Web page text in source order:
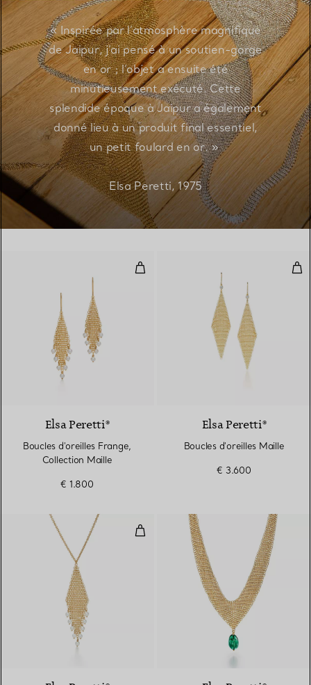
« Inspirée par l’atmosphère magnifique
de Jaipur, j’ai pensé à un soutien-gorge
en or ; l’objet a ensuite été
minutieusement exécuté. Cette
splendide époque à Jaipur a également
donné lieu à un produit final essentiel,
un petit foulard en or. »
Elsa Peretti, 1975
Boucles d'oreilles Frange,
Elsa Peretti®
Boucles d'oreilles Frange,
Collection Maille
€ 1.800
Elsa Peretti®
Boucles d'oreilles Maille
€ 3.600
Pendentif Frange Collection